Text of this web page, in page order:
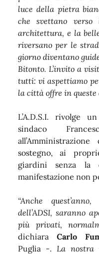
luce della pietra
che svettano
architettura, e la
riversano per le
giorno diventano
Bitonto. L’invito a
tutti: vi aspettiamo
la città offre in queste
L’A.D.S.I. rivolge
sindaco
sostegno, ai
giardini senza la
manifestazione non
“Anche
dell’ADSI, saranno
più privati,
dichiara Carlo
Puglia -. La nostra